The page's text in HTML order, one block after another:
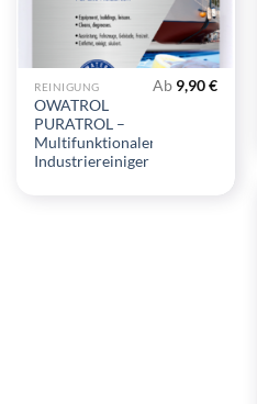
REINIGUNG
OWATROL
PURATROL –
Multifunktionaler
Industriereiniger
Ab 9,90€